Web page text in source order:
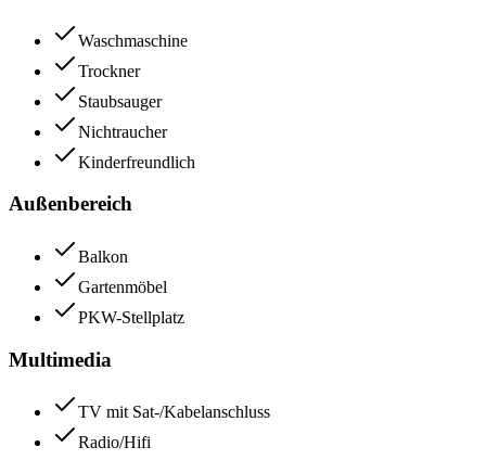
Waschmaschine
Trockner
Staubsauger
Nichtraucher
Kinderfreundlich
Außenbereich
Balkon
Gartenmöbel
PKW-Stellplatz
Multimedia
TV mit Sat-/Kabelanschluss
Radio/Hifi